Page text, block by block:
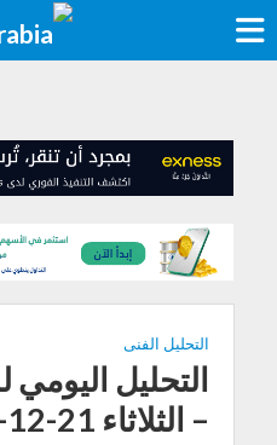
التحليل الفنى
التحليل اليومي
– الثلاثاء 21-12-2021